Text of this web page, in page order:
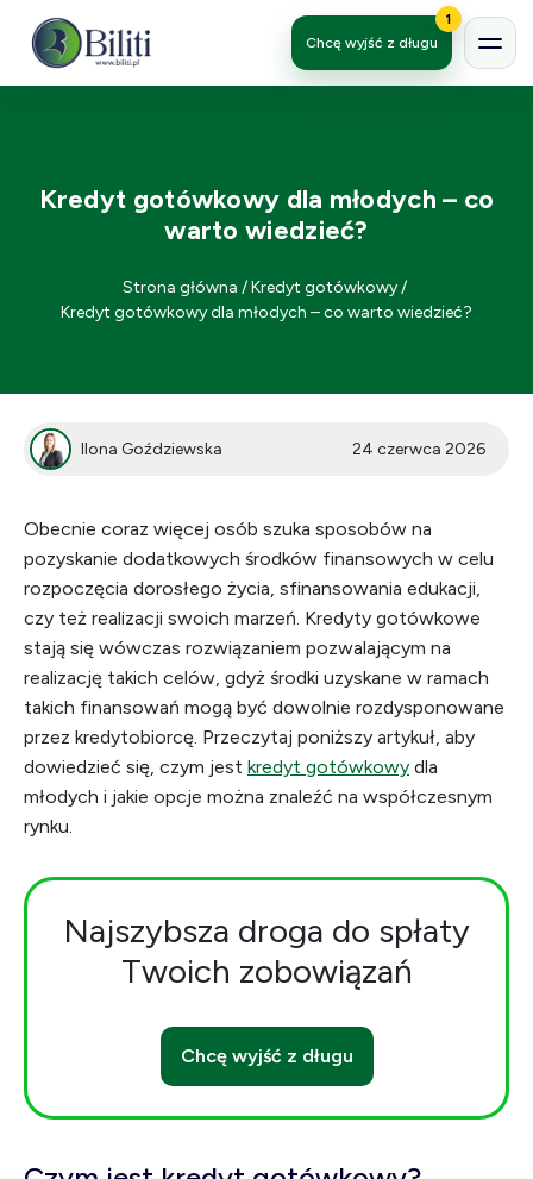
Chcę wyjść z długu
1
Kredyt gotówkowy dla młodych – co
warto wiedzieć?
Strona główna /Kredyt gotówkowy/
Kredyt gotówkowy dla młodych – co warto wiedzieć?
Ilona Goździewska 24 czerwca 2026
Obecnie coraz więcej osób szuka sposobów na
pozyskanie dodatkowych środków finansowych w celu
rozpoczęcia dorosłego życia, sfinansowania edukacji,
czy też realizacji swoich marzeń. Kredyty gotówkowe
stają się wówczas rozwiązaniem pozwalającym na
realizację takich celów, gdyż środki uzyskane w ramach
takich finansowań mogą być dowolnie rozdysponowane
przez kredytobiorcę. Przeczytaj poniższy artykuł, aby
dowiedzieć się, czym jest kredyt gotówkowy dla
młodych i jakie opcje można znaleźć na współczesnym
rynku.
Najszybsza droga do spłaty
Twoich zobowiązań
Chcę wyjść z długu